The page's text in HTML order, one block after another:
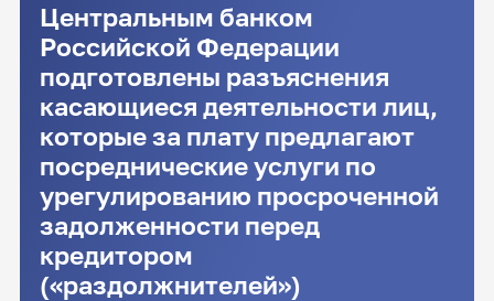
Центральным банком
Российской Федерации
подготовлены разъяснения
касающиеся деятельности лиц,
которые за плату предлагают
посреднические услуги по
урегулированию просроченной
задолженности перед
кредитором
(«раздолжнителей»)